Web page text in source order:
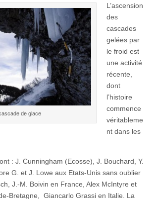
de glace
L’ascension
des
cascades
gelées par
le froid est
une activité
récente,
dont
l’histoire
commence
véritableme
nt dans les
: J. Cunningham (Ecosse), J. Bouchard, Y.
G. et J. Lowe aux Etats-Unis sans oublier
J.-M. Boivin en France, Alex McIntyre et
Bretagne, Giancarlo Grassi en Italie. La